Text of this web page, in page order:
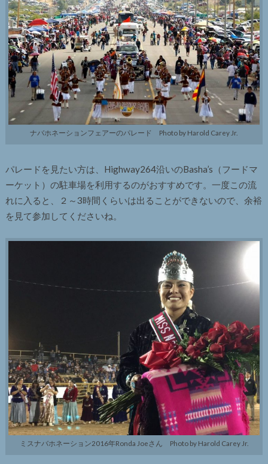
ナバホネーションフェアーのパレード Photo by Harold Carey Jr.
パレードを見たい方は、Highway264沿いのBasha’s（フードマ
ーケット）の駐車場を利用するのがおすすめです。一度この流
れに入ると、２～3時間くらいは出ることができないので、余裕
を見て参加してくださいね。
ミスナバホネーション2016年Ronda Joeさん Photo by Harold Carey Jr.